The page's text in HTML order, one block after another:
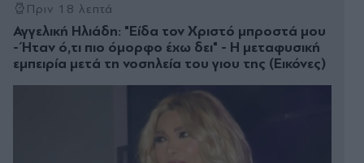
Πριν 18 λεπτά
Αγγελική Ηλιάδη: "Είδα τον Χριστό μπροστά μου
- Ήταν ό,τι πιο όμορφο έχω δει" - Η μεταφυσική
εμπειρία μετά τη νοσηλεία του γιου της (Εικόνες)